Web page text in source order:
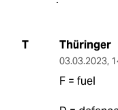
T Thüringer
03.03.2023,
F = fuel